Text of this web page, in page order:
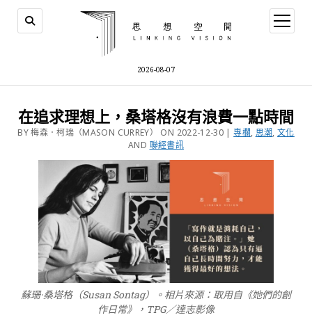
2026-08-07
在追求理想上，桑塔格沒有浪費一點時間
BY 梅森．柯瑞（MASON CURREY） ON 2022-12-30 |專欄, 思潮,文化
AND 聯經書訊
蘇珊·桑塔格（Susan Sontag）。相片來源：取用自《她們的創
作日常》，TPG／達志影像